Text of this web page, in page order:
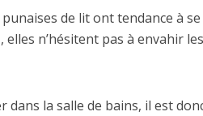
de lit ont tendance à
n’hésitent pas à envahir
dans la salle de bains, il est